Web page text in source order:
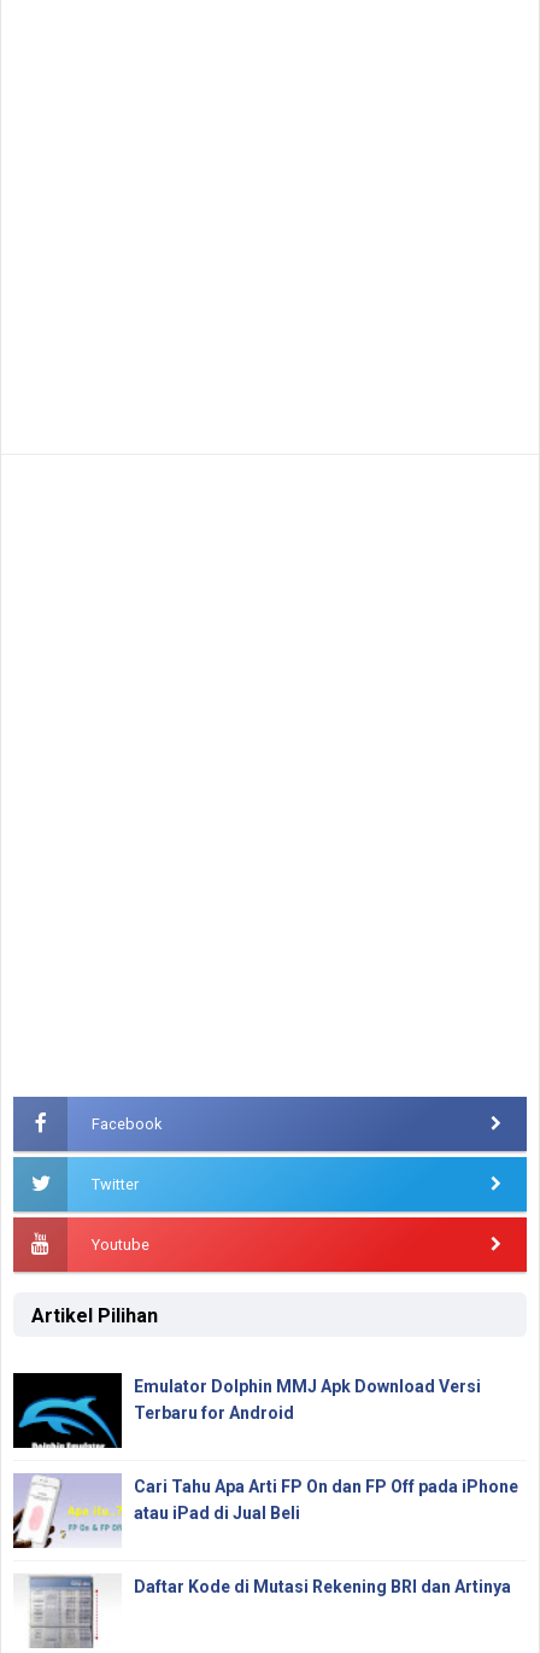
Facebook
Twitter
Youtube
Artikel Pilihan
Emulator Dolphin MMJ Apk Download Versi
Terbaru for Android
Cari Tahu Apa Arti FP On dan FP Off pada iPhone
atau iPad di Jual Beli
Daftar Kode di Mutasi Rekening BRI dan Artinya